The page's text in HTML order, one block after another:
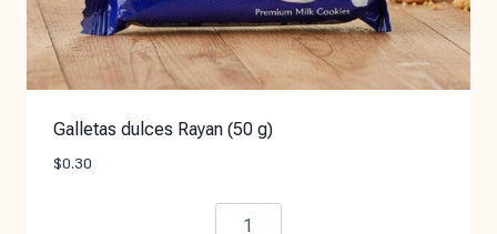
Galletas dulces Rayan (50 g)
$0.30